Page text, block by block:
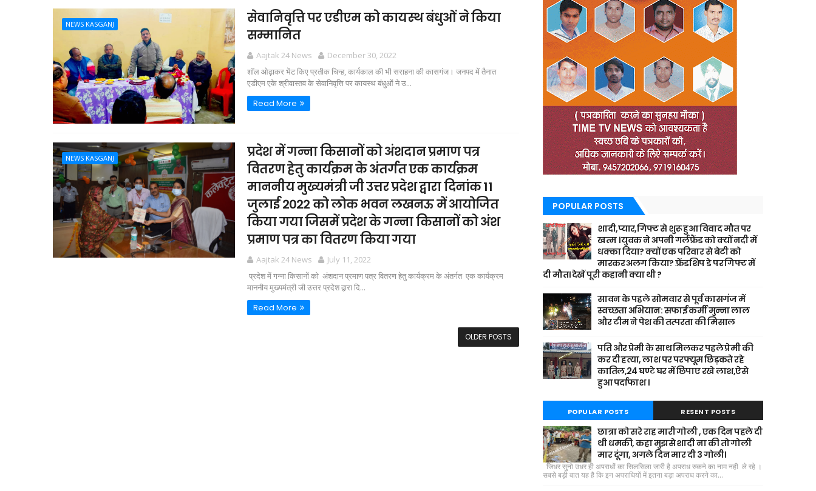
NEWS KASGANJ
सेवानिवृत्ति पर एडीएम को कायस्थ बंधुओं ने किया
सम्मानित
Aajtak 24 News
December 30, 2022
शॉल ओढ़ाकर भेंट किए प्रतीक चिन्ह, कार्यकाल की भी सराहना की कासगंज। जनपद में तैनात
एडीएम एके श्रीवास्तव के सेवानिवृत्ति पर कायस्थ बंधुओं ने उ...
Read More
NEWS KASGANJ
प्रदेश में गन्ना किसानों को अंशदान प्रमाण पत्र
वितरण हेतु कार्यक्रम के अंतर्गत एक कार्यक्रम
माननीय मुख्यमंत्री जी उत्तर प्रदेश द्वारा दिनांक 11
जुलाई 2022 को लोक भवन लखनऊ में आयोजित
किया गया जिसमें प्रदेश के गन्ना किसानों को अंश
प्रमाण पत्र का वितरण किया गया
Aajtak 24 News
July 11, 2022
प्रदेश में गन्ना किसानों को अंशदान प्रमाण पत्र वितरण हेतु कार्यक्रम के अंतर्गत एक कार्यक्रम
माननीय मुख्यमंत्री जी उत्तर प्रदेश द्वारा दि...
Read More
OLDER POSTS
POPULAR POSTS
शादी,प्यार,गिफ्ट से शुरू हुआ विवाद मौत पर
खत्म । युवक ने अपनी गर्लफ्रैंड को क्यों नदी में
धक्का दिया? क्यों एक परिवार से बेटी को
मारकर अलग किया? फ़्रेंडशिप डे पर गिफ्ट में
दी मौत। देखें पूरी कहानी क्या थी ?
सावन के पहले सोमवार से पूर्व कासगंज में
स्वच्छता अभियान: सफाई कर्मी मुन्ना लाल
और टीम ने पेश की तत्परता की मिसाल
पति और प्रेमी के साथ मिलकर पहले प्रेमी की
कर दी हत्या, लाश पर परफ्यूम छिड़कते रहे
कातिल,24 घण्टे घर में छिपाए रखे लाश,ऐसे
हुआ पर्दाफाश ।
POPULAR POSTS RESENT POSTS
छात्रा को सरे राह मारी गोली , एक दिन पहले दी
थी धमकी, कहा मुझसे शादी ना की तो गोली
मार दूंगा, अगले दिन मार दी 3 गोली।
जिधर सुनो उधर ही अपराधों का सिलसिला जारी है अपराध रुकने का नाम नही ले रहे ।
सबसे बड़ी बात यह है कि इन अपराधियों में इतना बड़ा अपराध करने का...